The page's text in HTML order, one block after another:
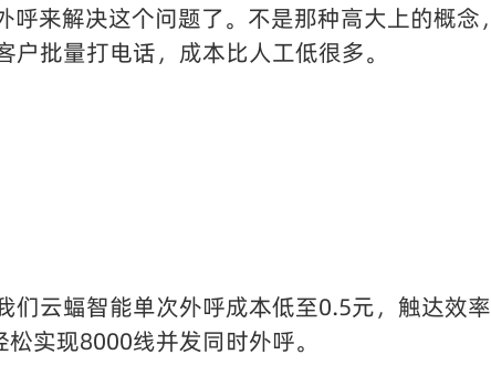
呼来解决这个问题了。不是那种高大上的概
批量打电话，成本比人工低很多。
们云蝠智能单次外呼成本低至0.5元，触达效
实现8000线并发同时外呼。